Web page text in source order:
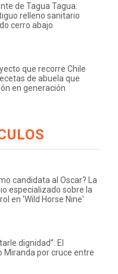
de Tagua Tagua:
relleno sanitario
cerro abajo
que recorre Chile
de abuela que
en generación
candidata al Oscar? La
especializado sobre la
en 'Wild Horse Nine'
dignidad”: El
Miranda por cruce entre